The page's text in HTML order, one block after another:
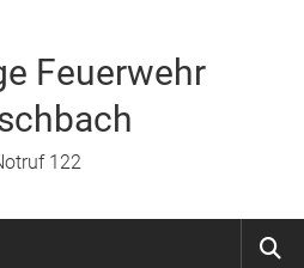
Feuerwehr
122